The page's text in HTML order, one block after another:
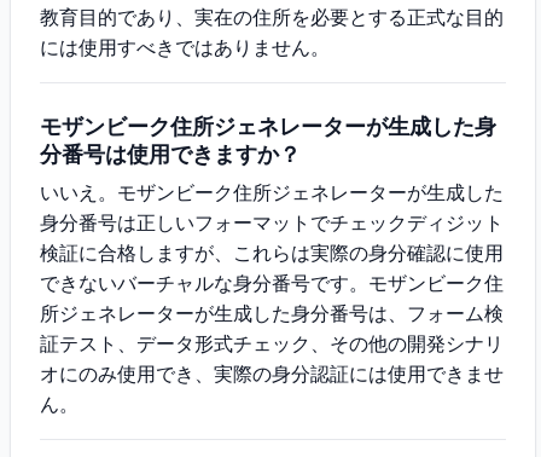
教育目的であり、実在の住所を必要とする正式な目的
には使用すべきではありません。
モザンビーク住所ジェネレーターが生成した身
分番号は使用できますか？
いいえ。モザンビーク住所ジェネレーターが生成した
身分番号は正しいフォーマットでチェックディジット
検証に合格しますが、これらは実際の身分確認に使用
できないバーチャルな身分番号です。モザンビーク住
所ジェネレーターが生成した身分番号は、フォーム検
証テスト、データ形式チェック、その他の開発シナリ
オにのみ使用でき、実際の身分認証には使用できませ
ん。